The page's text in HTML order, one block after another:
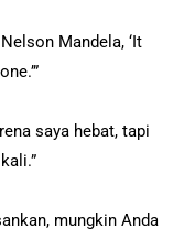
Mandela, ‘It
saya hebat, tapi
mungkin Anda